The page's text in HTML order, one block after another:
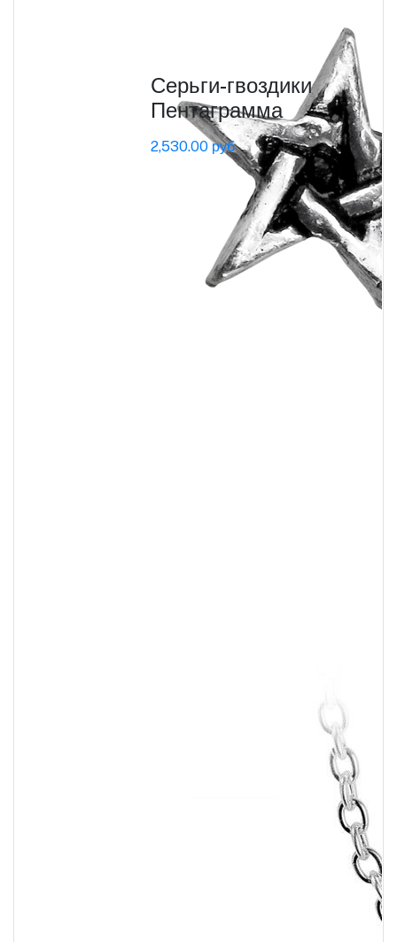
Серьги-гвоздики
Пентаграмма
2,530.00 руб